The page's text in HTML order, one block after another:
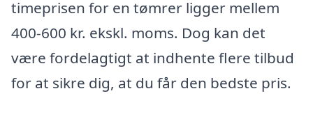
timeprisen for en tømrer ligger mellem
400-600 kr. ekskl. moms. Dog kan det
være fordelagtigt at indhente flere tilbud
for at sikre dig, at du får den bedste pris.